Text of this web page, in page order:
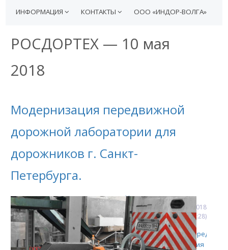
ИНФОРМАЦИЯ
КОНТАКТЫ ООО «ИНДОР-ВОЛГА»
РОСДОРТЕХ — 10 мая
2018
Модернизация передвижной
дорожной лаборатории для
дорожников г. Санкт-
Петербурга.
Новости
10мая
2018
(10:36:28)
Модернизирована
дорожная лаборатория